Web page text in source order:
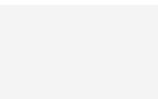
يُنظم لقاء معايدة لكوادره
خان يونس تجدد الوفاء للشهيد
“قطرة وفاء” للتبرع بالدم لصالح
المعمداني
الصحفيين بزيارة لقناة الكوفية